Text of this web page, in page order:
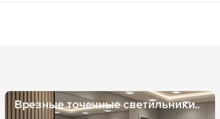
свечения самостоятельно.
3 дня и зависят от Вашего местоположения. Если же
Врезные точечные светильники..